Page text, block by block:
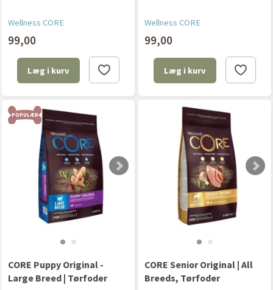
Wellness CORE
99,00
Læg i kurv
Wellness CORE
99,00
Læg i kurv
POPULÆR
CORE Puppy Original -
Large Breed | Tørfoder
CORE Senior Original | All
Breeds, Tørfoder